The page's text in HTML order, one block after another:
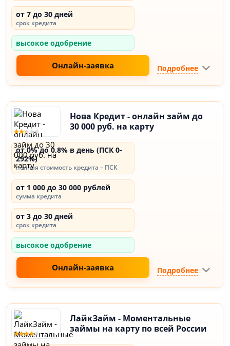
от 7 до 30 дней
срок кредита
высокое одобрение
Онлайн-заявка Подробнее
Нова Кредит - онлайн займ до
30 000 руб. на карту
от 0% до 0,8% в день (ПСК 0-
292%)
полная стоимость кредита – ПСК
от 1 000 до 30 000 рублей
сумма кредита
от 3 до 30 дней
срок кредита
высокое одобрение
Онлайн-заявка Подробнее
ЛайкЗайм - Моментальные
займы на карту по всей России